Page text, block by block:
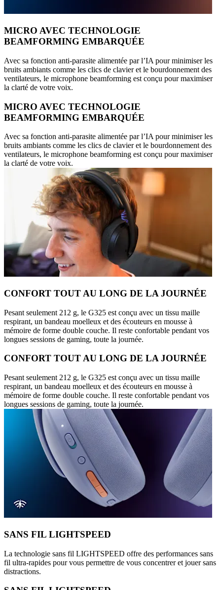
MICRO AVEC TECHNOLOGIE
BEAMFORMING EMBARQUÉE
Avec sa fonction anti-parasite alimentée par l’IA pour minimiser les
bruits ambiants comme les clics de clavier et le bourdonnement des
ventilateurs, le microphone beamforming est conçu pour maximiser
la clarté de votre voix.
MICRO AVEC TECHNOLOGIE
BEAMFORMING EMBARQUÉE
Avec sa fonction anti-parasite alimentée par l’IA pour minimiser les
bruits ambiants comme les clics de clavier et le bourdonnement des
ventilateurs, le microphone beamforming est conçu pour maximiser
la clarté de votre voix.
CONFORT TOUT AU LONG DE LA JOURNÉE
Pesant seulement 212 g, le G325 est conçu avec un tissu maille
respirant, un bandeau moelleux et des écouteurs en mousse à
mémoire de forme double couche. Il reste confortable pendant vos
longues sessions de gaming, toute la journée.
CONFORT TOUT AU LONG DE LA JOURNÉE
Pesant seulement 212 g, le G325 est conçu avec un tissu maille
respirant, un bandeau moelleux et des écouteurs en mousse à
mémoire de forme double couche. Il reste confortable pendant vos
longues sessions de gaming, toute la journée.
SANS FIL LIGHTSPEED
La technologie sans fil LIGHTSPEED offre des performances sans
fil ultra-rapides pour vous permettre de vous concentrer et jouer sans
distractions.